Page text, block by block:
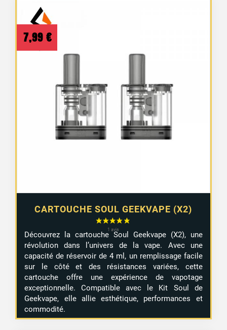
CARTOUCHE SOUL GEEKVAPE (X2)
7,99 €
Découvrez la cartouche Soul Geekvape (X2), une
révolution dans l’univers de la vape. Avec une
capacité de réservoir de 4 ml, un remplissage facile
sur le côté et des résistances variées, cette
cartouche offre une expérience de vapotage
exceptionnelle. Compatible avec le Kit Soul de
Geekvape, elle allie esthétique, performances et
commodité.